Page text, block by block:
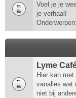
Voel je je
je verhaal!
Onderwerpen:
Lyme
Hier kan
vanalles wat
niet bij